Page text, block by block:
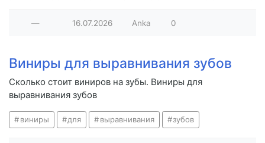
— 16.07.2026 Anka 0
Виниры для выравнивания зубов
Сколько стоит виниров на зубы. Виниры для
выравнивания зубов
виниры для выравнивания зубов